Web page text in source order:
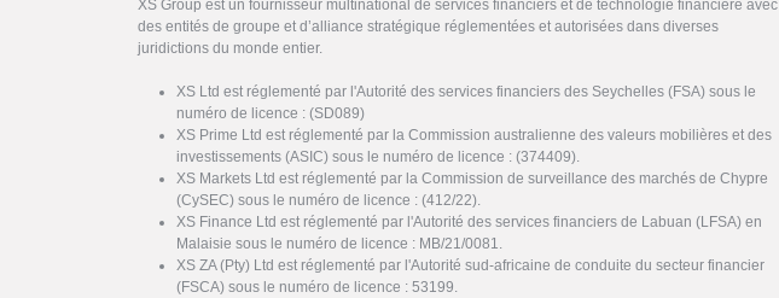
XS Group est un fournisseur multinational de services financiers et de technologie financière avec
des entités de groupe et d’alliance stratégique réglementées et autorisées dans diverses
juridictions du monde entier.
XS Ltd est réglementé par l'Autorité des services financiers des Seychelles (FSA) sous le
numéro de licence : (SD089)
XS Prime Ltd est réglementé par la Commission australienne des valeurs mobilières et des
investissements (ASIC) sous le numéro de licence : (374409).
XS Markets Ltd est réglementé par la Commission de surveillance des marchés de Chypre
(CySEC) sous le numéro de licence : (412/22).
XS Finance Ltd est réglementé par l'Autorité des services financiers de Labuan (LFSA) en
Malaisie sous le numéro de licence : MB/21/0081.
XS ZA (Pty) Ltd est réglementé par l'Autorité sud-africaine de conduite du secteur financier
(FSCA) sous le numéro de licence : 53199.